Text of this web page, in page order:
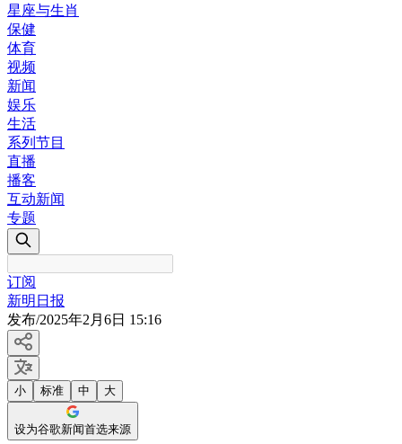
星座与生肖
保健
体育
视频
新闻
娱乐
生活
系列节目
直播
播客
互动新闻
专题
订阅
新明日报
发布/2025年2月6日 15:16
小 标准 中 大
设为谷歌新闻首选来源